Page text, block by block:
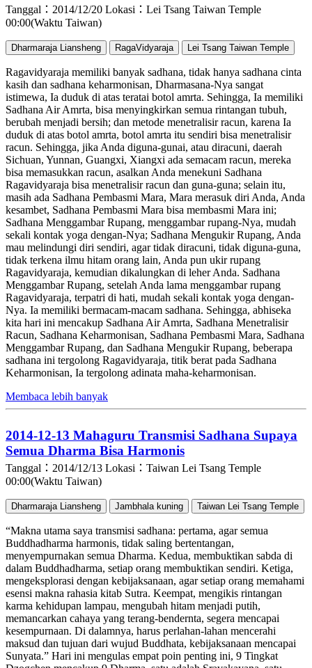
Tanggal：2014/12/20 Lokasi：Lei Tsang Taiwan Temple
00:00(Waktu Taiwan)
Dharmaraja Liansheng RagaVidyaraja Lei Tsang Taiwan Temple
Ragavidyaraja memiliki banyak sadhana, tidak hanya sadhana cinta
kasih dan sadhana keharmonisan, Dharmasana-Nya sangat
istimewa, Ia duduk di atas teratai botol amrta. Sehingga, Ia memiliki
Sadhana Air Amrta, bisa menyingkirkan semua rintangan tubuh,
berubah menjadi bersih; dan metode menetralisir racun, karena Ia
duduk di atas botol amrta, botol amrta itu sendiri bisa menetralisir
racun. Sehingga, jika Anda diguna-gunai, atau diracuni, daerah
Sichuan, Yunnan, Guangxi, Xiangxi ada semacam racun, mereka
bisa memasukkan racun, asalkan Anda menekuni Sadhana
Ragavidyaraja bisa menetralisir racun dan guna-guna; selain itu,
masih ada Sadhana Pembasmi Mara, Mara merasuk diri Anda, Anda
kesambet, Sadhana Pembasmi Mara bisa membasmi Mara ini;
Sadhana Menggambar Rupang, menggambar rupang-Nya, mudah
sekali kontak yoga dengan-Nya; Sadhana Mengukir Rupang, Anda
mau melindungi diri sendiri, agar tidak diracuni, tidak diguna-guna,
tidak terkena ilmu hitam orang lain, Anda pun ukir rupang
Ragavidyaraja, kemudian dikalungkan di leher Anda. Sadhana
Menggambar Rupang, setelah Anda lama menggambar rupang
Ragavidyaraja, terpatri di hati, mudah sekali kontak yoga dengan-
Nya. Ia memiliki bermacam-macam sadhana. Sehingga, abhiseka
kita hari ini mencakup Sadhana Air Amrta, Sadhana Menetralisir
Racun, Sadhana Keharmonisan, Sadhana Pembasmi Mara, Sadhana
Menggambar Rupang, dan Sadhana Mengukir Rupang, beberapa
sadhana ini tergolong Ragavidyaraja, titik berat pada Sadhana
Keharmonisan, Ia tergolong adinata maha-keharmonisan.
Membaca lebih banyak
2014-12-13 Mahaguru Transmisi Sadhana Supaya
Semua Dharma Bisa Harmonis
Tanggal：2014/12/13 Lokasi：Taiwan Lei Tsang Temple
00:00(Waktu Taiwan)
Dharmaraja Liansheng Jambhala kuning Taiwan Lei Tsang Temple
“Makna utama saya transmisi sadhana: pertama, agar semua
Buddhadharma harmonis, tidak saling bertentangan,
menyempurnakan semua Dharma. Kedua, membuktikan sabda di
dalam Buddhadharma, setiap orang membuktikan sendiri. Ketiga,
mengeksplorasi dengan kebijaksanaan, agar setiap orang memahami
esensi makna rahasia kitab Sutra. Keempat, mengikis rintangan
karma kehidupan lampau, mengubah hitam menjadi putih,
memancarkan cahaya yang terang-bendernta, segera mencapai
kesempurnaan. Di dalamnya, harus perlahan-lahan mencerahi
maksud dan tujuan dari wujud Buddhata, kebijaksanaan mencapai
Sunyata.” Hari ini mengulas empat poin penting ini, 9 Tingkat